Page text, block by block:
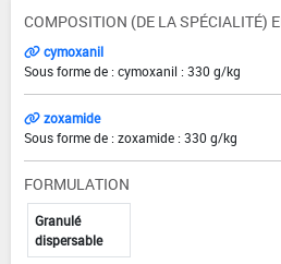
COMPOSITION (DE LA SPÉCIALITÉ)
cymoxanil
Sous forme de : cymoxanil : 330 g/kg
zoxamide
Sous forme de : zoxamide : 330 g/kg
FORMULATION
Granulé
dispersable